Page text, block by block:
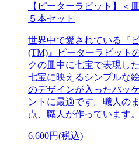
【ピーターラビット】＜
５本セット
世界中で愛されている『
(TM)』ピーターラビット
クの皿中に七宝で表現し
七宝に映えるシンプルな
のデザインが入ったパッ
ントに最適です。職人の
点、職人が作っています。
6,600円(税込)